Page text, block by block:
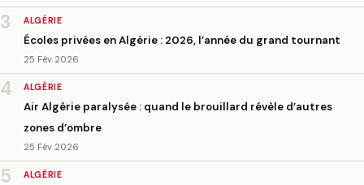
3 ALGÉRIE
Écoles privées en Algérie : 2026, l’année du grand tournant
25 Fév 2026
4 ALGÉRIE
Air Algérie paralysée : quand le brouillard révèle d’autres
zones d’ombre
25 Fév 2026
5 ALGÉRIE